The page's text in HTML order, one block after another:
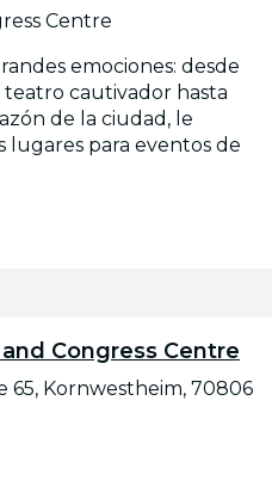
Centre
emociones: desde
teatro cautivador hasta
de la ciudad, le
lugares para eventos de
Congress Centre
Kornwestheim, 70806